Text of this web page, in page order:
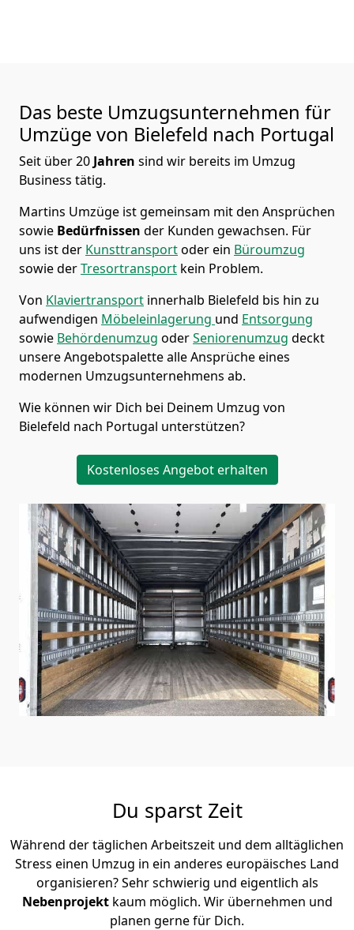
Das beste Umzugsunternehmen für
Umzüge von Bielefeld nach Portugal
Seit über20 Jahren sind wir bereits im Umzug
Business tätig.
Martins Umzüge ist gemeinsam mit den Ansprüchen
sowie Bedürfnissen der Kunden gewachsen. Für
uns ist der Kunsttransportoder ein Büroumzug
sowie derTresortransport kein Problem.
Von Klaviertransport innerhalb Bielefeld bis hin zu
aufwendigen Möbeleinlagerung und Entsorgung
sowie Behördenumzug oderSeniorenumzug deckt
unsere Angebotspalette alle Ansprüche eines
modernen Umzugsunternehmens ab.
Wie können wir Dich bei Deinem Umzug von
Bielefeld nach Portugal unterstützen?
Kostenloses Angebot erhalten
Du sparst Zeit
Während der täglichen Arbeitszeit und dem alltäglichen
Stress einen Umzug in ein anderes europäisches Land
organisieren? Sehr schwierig und eigentlich als
Nebenprojekt kaum möglich. Wir übernehmen und
planen gerne für Dich.